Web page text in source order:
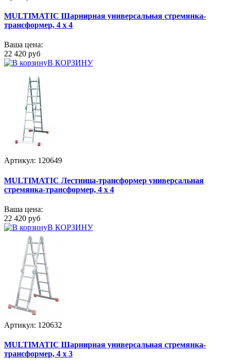
MULTIMATIC Шарнирная универсальная стремянка-
трансформер, 4 х 4
Ваша цена:
22 420 руб
В КОРЗИНУ
Артикул: 120649
MULTIMATIC Лестница-трансформер универсальная
стремянка-трансформер, 4 х 4
Ваша цена:
22 420 руб
В КОРЗИНУ
Артикул: 120632
MULTIMATIC Шарнирная универсальная стремянка-
трансформер, 4 х 3